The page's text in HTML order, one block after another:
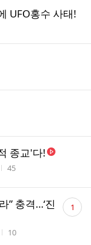
UFO홍수 사태!
종교'다!
조회수
45
” 충격…‘진
조회수
10
댓
글 1